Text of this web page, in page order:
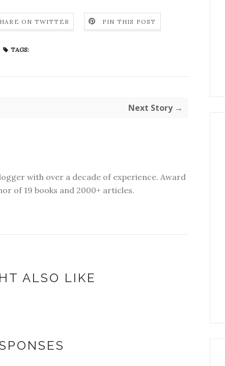
ON TWITTER PIN THIS POST
TAGS:
Next Story →
with over a decade of experience. Award
of 19 books and 2000+ articles.
ALSO LIKE